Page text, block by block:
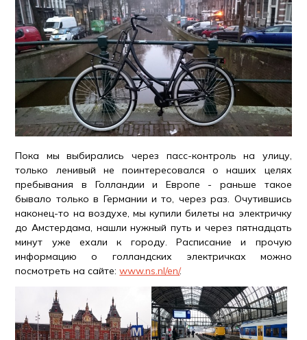
Пока мы выбирались через пасс-контроль на улицу,
только ленивый не поинтересовался о наших целях
пребывания в Голландии и Европе - раньше такое
бывало только в Германии и то, через раз. Очутившись
наконец-то на воздухе, мы купили билеты на электричку
до Амстердама, нашли нужный путь и через пятнадцать
минут уже ехали к городу. Расписание и прочую
информацию о голландских электричках можно
посмотреть на сайте:www.ns.nl/en/.